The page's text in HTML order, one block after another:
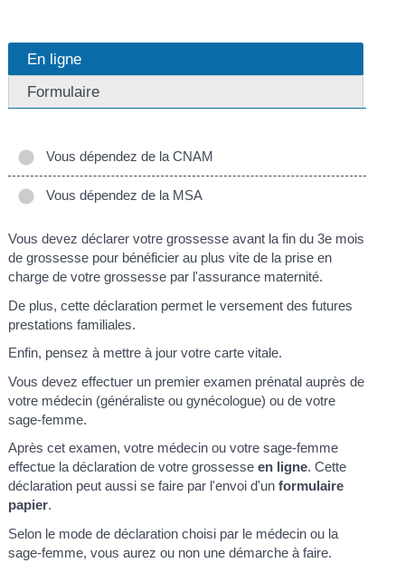
En ligne
Formulaire
Vous dépendez de la CNAM
Vous dépendez de la MSA
Vous devez déclarer votre grossesse avant la fin du 3e mois
de grossesse pour bénéficier au plus vite de la prise en
charge de votre grossesse par l'assurance maternité.
De plus, cette déclaration permet le versement des futures
prestations familiales.
Enfin, pensez à mettre à jour votre carte vitale.
Vous devez effectuer un premier examen prénatal auprès de
votre médecin (généraliste ou gynécologue) ou de votre
sage-femme.
Après cet examen, votre médecin ou votre sage-femme
effectue la déclaration de votre grossesseen ligne. Cette
déclaration peut aussi se faire par l'envoi d'unformulaire
papier.
Selon le mode de déclaration choisi par le médecin ou la
sage-femme, vous aurez ou non une démarche à faire.